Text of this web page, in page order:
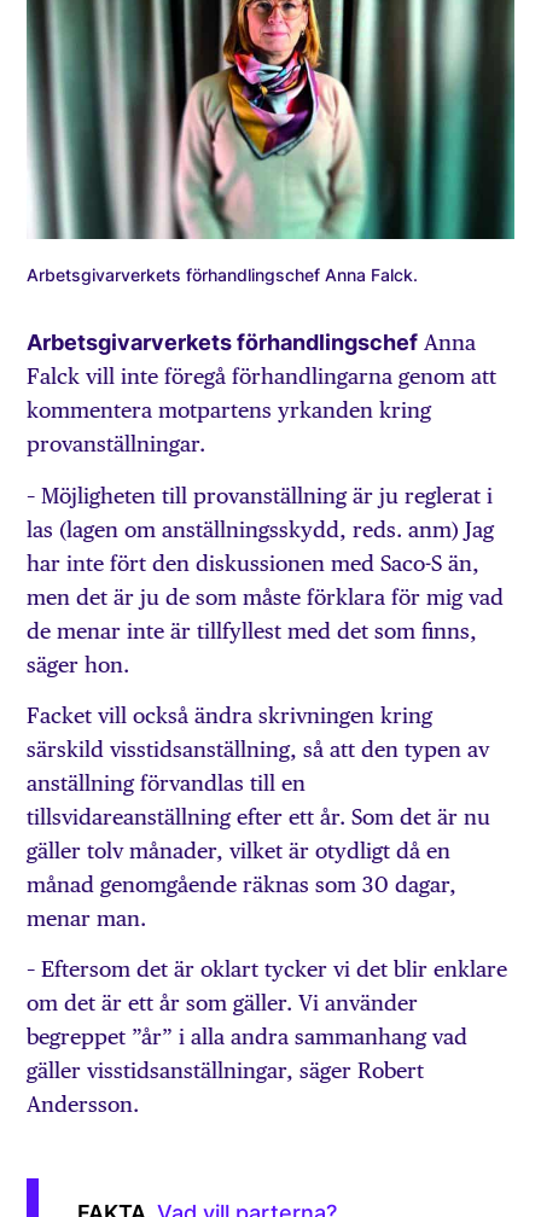
Arbetsgivar­verkets förhandlingschef Anna Falck.
Arbetsgivarverkets förhandlingschef Anna
Falck vill inte föregå förhandlingarna genom att
kommentera motpartens yrkanden kring
provanställningar.
– Möjligheten till provanställning är ju reglerat i
las (lagen om anställningsskydd, reds. anm) Jag
har inte fört den diskussionen med Saco-S än,
men det är ju de som måste förklara för mig vad
de menar inte är tillfyllest med det som finns,
säger hon.
Facket vill också ändra skrivningen kring
särskild visstidsanställning, så att den typen av
anställning förvandlas till en
tillsvidareanställning efter ett år. Som det är nu
gäller tolv månader, vilket är otydligt då en
månad genomgående räknas som 30 dagar,
menar man.
– Eftersom det är oklart tycker vi det blir enklare
om det är ett år som gäller. Vi använder
begreppet ”år” i alla andra sammanhang vad
gäller visstidsanställningar, säger Robert
Andersson.